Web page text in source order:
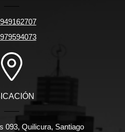
093, Quilicura, Santiago